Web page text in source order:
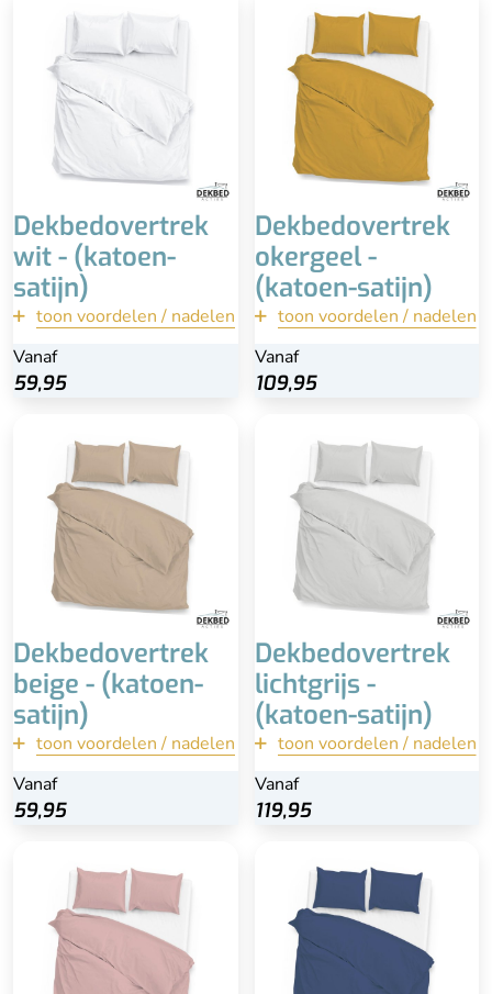
Dekbedovertrek
wit - (katoen-
satijn)
toon voordelen / nadelen
Vanaf
59,95
Inclusief witte
100% katoen-satijn
Wasbaar
terug
Bekijk
Dekbedovertrek
okergeel -
(katoen-satijn)
toon voordelen / nadelen
Vanaf
109,95
Inclusief okergele
kussenslopen (60x70) -
een enkele kussensloop
bij 1-persoons overtrek
Extra lange instopstrook
Wassen op 40 of 60 °C
terug
Bekijk
Dekbedovertrek
beige - (katoen-
satijn)
toon voordelen / nadelen
Vanaf
59,95
Inclusief
beige/zandkleurige
kussenslopen (70×60)
Wasbaar
Anti-allergisch
100% katoen-satijn
terug
Bekijk
Dekbedovertrek
lichtgrijs -
(katoen-satijn)
toon voordelen / nadelen
Vanaf
119,95
100% katoen-satijn
Inclusief kussenslopen
(60x70)
Wasbaar
Extra lange instopstrook
terug
Bekijk
Inclusief kussenslopen
(60×70)
100% katoen-satijn
Wasbaar
Anti-allergisch
Inclusief kussenslopen
100% katoen-satijn
Extra lange instopstrook
Wasbaar